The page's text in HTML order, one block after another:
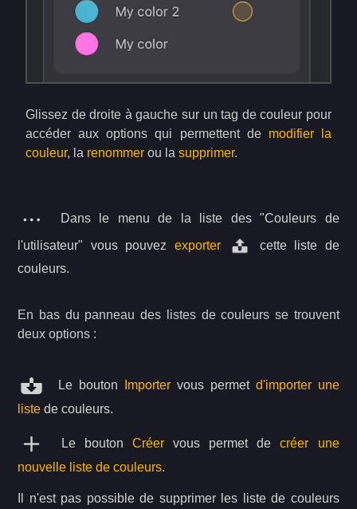
Glissez de droite à gauche sur un tag de couleur pour
accéder aux options qui permettent de modifier la
couleur, la renommer ou lasupprimer.
Dans le menu de la liste des "Couleurs de
l'utilisateur" vous pouvez exporter
cette liste de
couleurs.
En bas du panneau des listes de couleurs se trouvent
deux options :
Le bouton Importer vous permet d'importer une
liste de couleurs.
Le bouton Créervous permet decréer une
nouvelle liste de couleurs.
Il n'est pas possible de supprimer les liste de couleurs